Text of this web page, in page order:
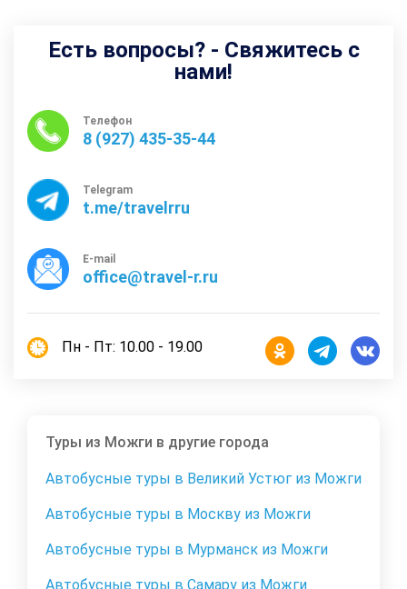
Есть вопросы? - Свяжитесь с
нами!
Телефон
8 (927) 435-35-44
Telegram
t.me/travelrru
E-mail
office@travel-r.ru
Пн - Пт: 10.00 - 19.00
Туры из Можги в другие города
Автобусные туры в Великий Устюг из Можги
Автобусные туры в Москву из Можги
Автобусные туры в Мурманск из Можги
Автобусные туры в Самару из Можги